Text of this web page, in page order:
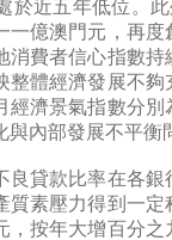
於近五年低位。
一億澳門元，再
消費者信心指數
整體經濟發展不
經濟景氣指數分
內部發展不平衡
貸款比率在各銀
質素壓力得到一
，按年大增百分